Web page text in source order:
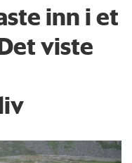
inn i et
viste